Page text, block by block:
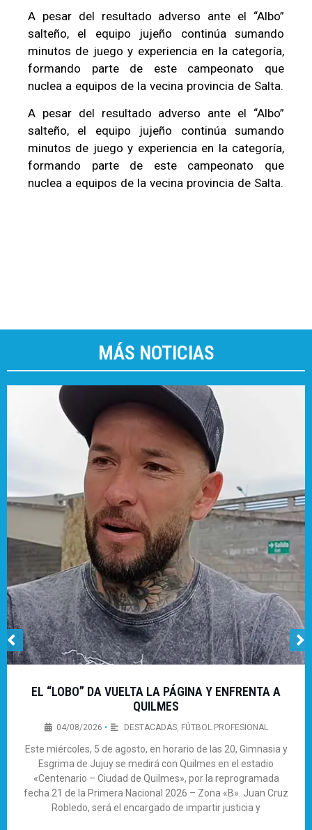
A pesar del resultado adverso ante el “Albo”
salteño, el equipo jujeño continúa sumando
minutos de juego y experiencia en la categoría,
formando parte de este campeonato que
nuclea a equipos de la vecina provincia de Salta.
A pesar del resultado adverso ante el “Albo”
salteño, el equipo jujeño continúa sumando
minutos de juego y experiencia en la categoría,
formando parte de este campeonato que
nuclea a equipos de la vecina provincia de Salta.
MÁS NOTICIAS
EL “LOBO” DA VUELTA LA PÁGINA Y ENFRENTA A
QUILMES
04/08/2026 • DESTACADAS, FÚTBOL PROFESIONAL
Este miércoles, 5 de agosto, en horario de las 20, Gimnasia y
Esgrima de Jujuy se medirá con Quilmes en el estadio
«Centenario – Ciudad de Quilmes», por la reprogramada
fecha 21 de la Primera Nacional 2026 – Zona «B». Juan Cruz
Robledo, será el encargado de impartir justicia y